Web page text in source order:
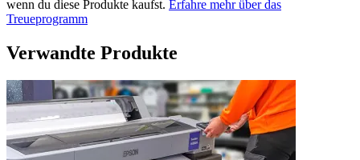
wenn du diese Produkte kaufst. Erfahre mehr über das
Treueprogramm
Verwandte Produkte